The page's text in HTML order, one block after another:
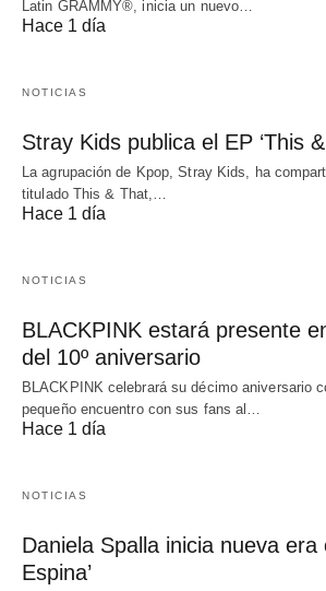
Latin GRAMMY®, inicia un nuevo…
Hace 1 día
NOTICIAS
Stray Kids publica el EP ‘This &
La agrupación de Kpop, Stray Kids, ha
titulado This & That,…
Hace 1 día
NOTICIAS
BLACKPINK estará presente
del 10º aniversario
BLACKPINK celebrará su décimo aniversario
pequeño encuentro con sus fans al…
Hace 1 día
NOTICIAS
Daniela Spalla inicia nueva era
Espina’